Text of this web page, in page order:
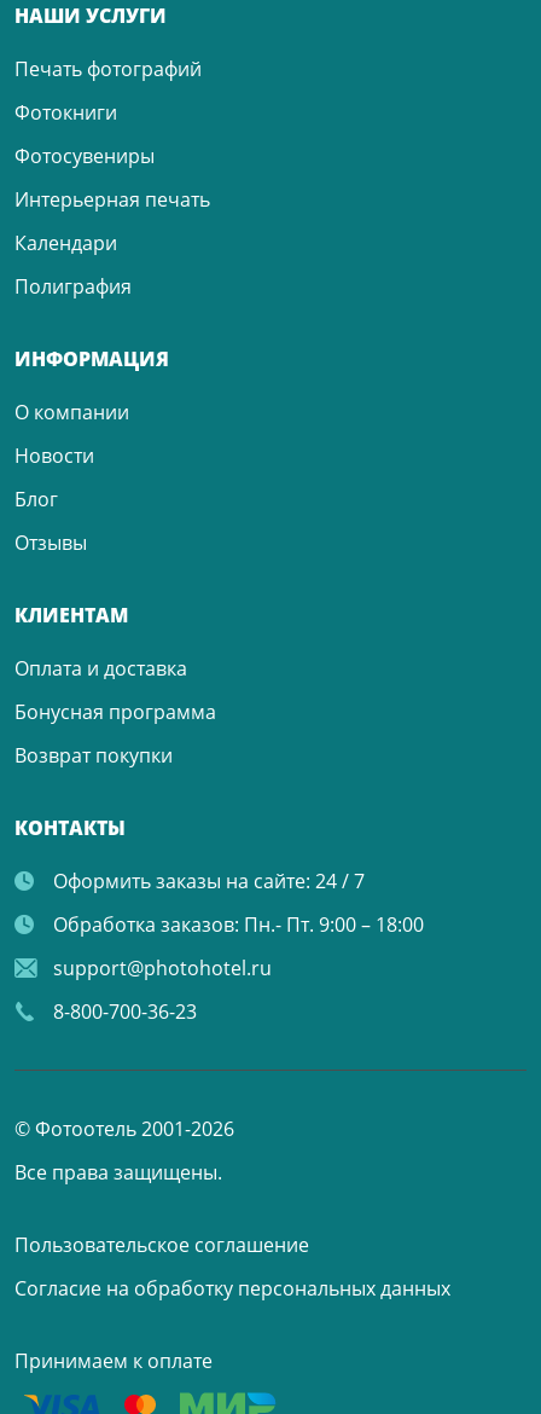
НАШИ УСЛУГИ
Печать фотографий
Фотокниги
Фотосувениры
Интерьерная печать
Календари
Полиграфия
ИНФОРМАЦИЯ
О компании
Новости
Блог
Отзывы
КЛИЕНТАМ
Оплата и доставка
Бонусная программа
Возврат покупки
КОНТАКТЫ
Оформить заказы на сайте: 24 / 7
Обработка заказов: Пн.- Пт. 9:00 – 18:00
support@photohotel.ru
8-800-700-36-23
© Фотоотель 2001-2026
Все права защищены.
Пользовательское соглашение
Согласие на обработку персональных данных
Принимаем к оплате